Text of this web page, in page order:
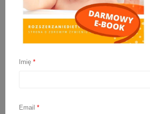
Pieczona owsianka
nowych dań o różnych smakach
Imię*
Email*